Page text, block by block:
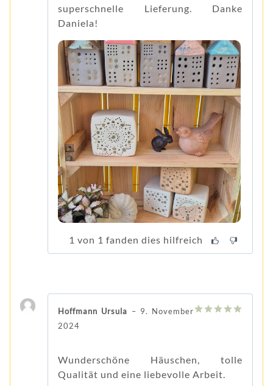
superschnelle Lieferung. Danke
Daniela!
1 von 1 fanden dies hilfreich
Hoffmann Ursula – 9. November
2024
Wunderschöne Häuschen, tolle
Qualität und eine liebevolle Arbeit.